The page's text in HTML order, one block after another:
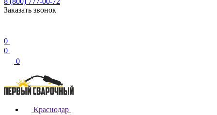
Заказать звонок
0
0
0
Краснодар